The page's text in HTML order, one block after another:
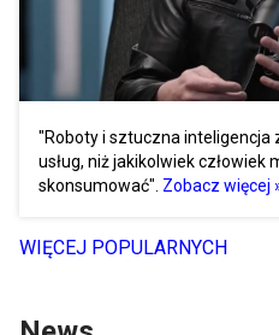
"Roboty i sztuczna inteligencja
usług, niż jakikolwiek człowiek
skonsumować". Zobacz więcej
WIĘCEJ POPULARNYCH